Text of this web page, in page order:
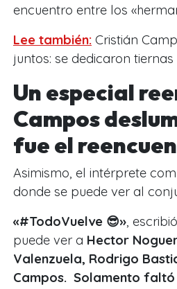
encuentro entre los
Lee también: Cristián
juntos: se dedicaron
Un especial
Campos
fue el
Asimismo, el intérprete
donde se puede ver al
«#TodoVuelve 😎» ,
puede ver a Hector
Valenzuela, Rodrigo
Campos. Solamento